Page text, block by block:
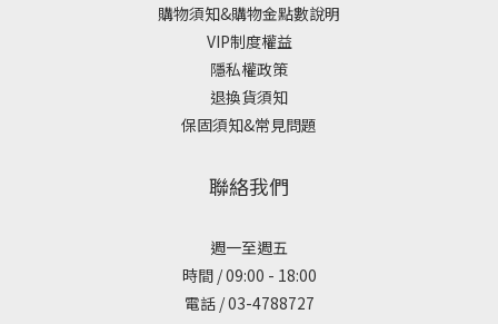
購物須知&購物金點數說明
VIP制度權益
隱私權政策
退換貨須知
保固須知&常見問題
聯絡我們
週一至週五
時間 / 09:00 - 18:00
電話 / 03-4788727